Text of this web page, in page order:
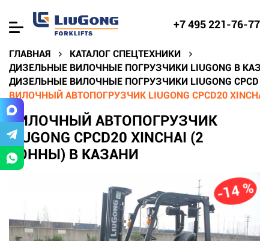
+7 495 221-76-77
ГЛАВНАЯ
КАТАЛОГ СПЕЦТЕХНИКИ
ДИЗЕЛЬНЫЕ ВИЛОЧНЫЕ ПОГРУЗЧИКИ LIUGONG В
ДИЗЕЛЬНЫЕ ВИЛОЧНЫЕ ПОГРУЗЧИКИ LIUGONG CPCD
ВИЛОЧНЫЙ АВТОПОГРУЗЧИК LIUGONG CPCD20
ВИЛОЧНЫЙ АВТОПОГРУЗЧИК
LIUGONG CPCD20 XINCHAI (2
ТОННЫ) В КАЗАНИ
-14 %